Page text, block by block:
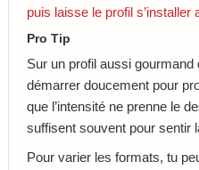
puis laisse le profil s’installer
Pro Tip
Sur un profil aussi
démarrer doucement pour
que l’intensité ne prenne le
suffisent souvent pour sentir
Pour varier les formats, tu